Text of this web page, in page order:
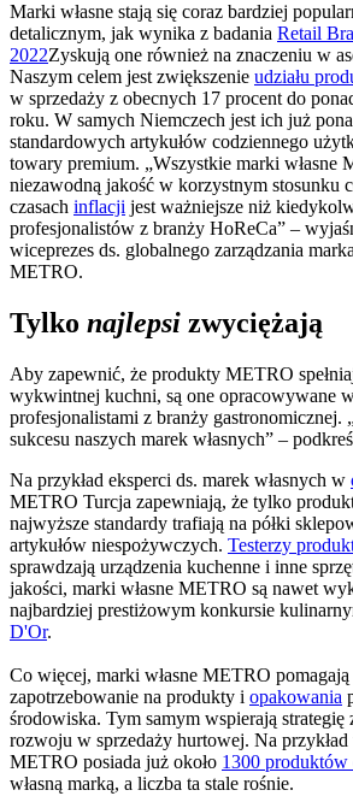
Marki własne stają się coraz bardziej
detalicznym, jak wynika z badania Retail
2022Zyskują one również na znaczeniu w
Naszym celem jest zwiększenie udziału
w sprzedaży z obecnych 17 procent do
roku. W samych Niemczech jest ich już
standardowych artykułów codziennego
towary premium. „Wszystkie marki własne
niezawodną jakość w korzystnym stosunku
czasach inflacji jest ważniejsze niż
profesjonalistów z branży HoReCa” –
wiceprezes ds. globalnego zarządzania
METRO.
Tylko najlepsi zwyciężają
Aby zapewnić, że produkty METRO
wykwintnej kuchni, są one opracowywane
profesjonalistami z branży gastronomicznej.
sukcesu naszych marek własnych” –
Na przykład eksperci ds. marek własnych w
METRO Turcja zapewniają, że tylko
najwyższe standardy trafiają na półki
artykułów niespożywczych. Testerzy
sprawdzają urządzenia kuchenne i inne
jakości, marki własne METRO są nawet
najbardziej prestiżowym konkursie
D'Or.
Co więcej, marki własne METRO
zapotrzebowanie na produkty i opakowania
środowiska. Tym samym wspierają
rozwoju w sprzedaży hurtowej. Na
METRO posiada już około 1300
własną marką, a liczba ta stale rośnie.